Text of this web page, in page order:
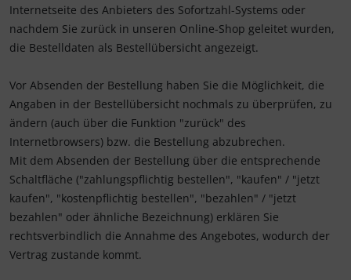
Internetseite des Anbieters des Sofortzahl-Systems oder
nachdem Sie zurück in unseren Online-Shop geleitet wurden,
die Bestelldaten als Bestellübersicht angezeigt.
Vor Absenden der Bestellung haben Sie die Möglichkeit, die
Angaben in der Bestellübersicht nochmals zu überprüfen, zu
ändern (auch über die Funktion "zurück" des
Internetbrowsers) bzw. die Bestellung abzubrechen.
Mit dem Absenden der Bestellung über die entsprechende
Schaltfläche ("zahlungspflichtig bestellen", "kaufen" / "jetzt
kaufen", "kostenpflichtig bestellen", "bezahlen" / "jetzt
bezahlen" oder ähnliche Bezeichnung) erklären Sie
rechtsverbindlich die Annahme des Angebotes, wodurch der
Vertrag zustande kommt.